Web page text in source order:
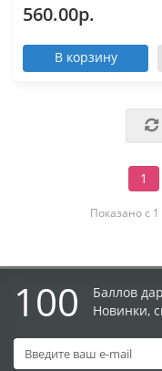
560.00р.
В корзину
1
Показано с
100
Баллов
Новинки,